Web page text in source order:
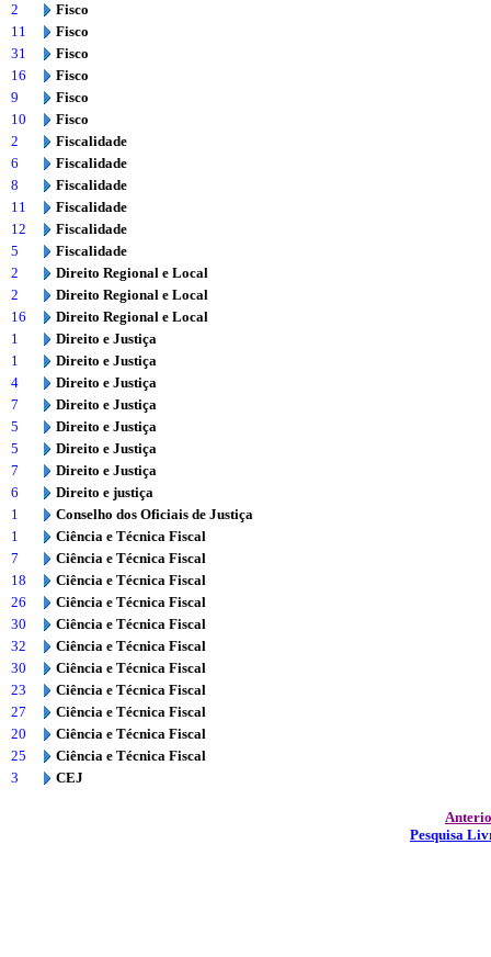
2
Fisco
11
Fisco
31
Fisco
16
Fisco
9
Fisco
10
Fisco
2
Fiscalidade
6
Fiscalidade
8
Fiscalidade
11
Fiscalidade
12
Fiscalidade
5
Fiscalidade
2
Direito Regional e Local
2
Direito Regional e Local
16
Direito Regional e Local
1
Direito e Justiça
1
Direito e Justiça
4
Direito e Justiça
7
Direito e Justiça
5
Direito e Justiça
5
Direito e Justiça
7
Direito e Justiça
6
Direito e justiça
1
Conselho dos Oficiais de Justiça
1
Ciência e Técnica Fiscal
7
Ciência e Técnica Fiscal
18
Ciência e Técnica Fiscal
26
Ciência e Técnica Fiscal
30
Ciência e Técnica Fiscal
32
Ciência e Técnica Fiscal
30
Ciência e Técnica Fiscal
23
Ciência e Técnica Fiscal
27
Ciência e Técnica Fiscal
20
Ciência e Técnica Fiscal
25
Ciência e Técnica Fiscal
3
CEJ
Pesquisa